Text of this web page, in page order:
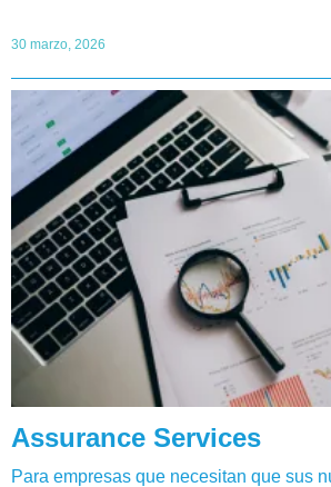
30 marzo, 2026
Assurance Services
Para empresas que necesitan que sus